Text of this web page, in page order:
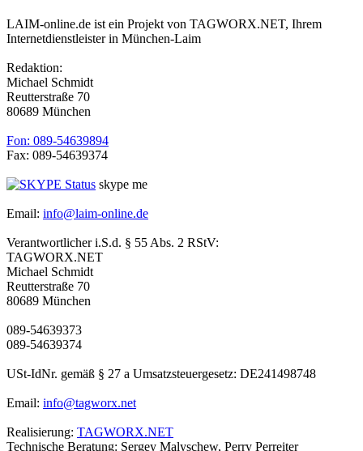
LAIM-online.de ist ein Projekt von TAGWORX.NET, Ihrem
Internetdienstleister in München-Laim
Redaktion:
Michael Schmidt
Reutterstraße 70
80689 München
Fon: 089-54639894
Fax: 089-54639374
skype me
Email: info@laim-online.de
Verantwortlicher i.S.d. § 55 Abs. 2 RStV:
TAGWORX.NET
Michael Schmidt
Reutterstraße 70
80689 München
089-54639373
089-54639374
USt-IdNr. gemäß § 27 a Umsatzsteuergesetz: DE241498748
Email: info@tagworx.net
Realisierung: TAGWORX.NET
Technische Beratung: Sergey Malyschew, Perry Perreiter